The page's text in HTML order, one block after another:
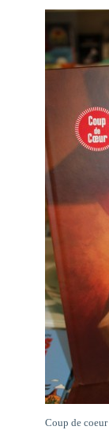
Coup de coeur